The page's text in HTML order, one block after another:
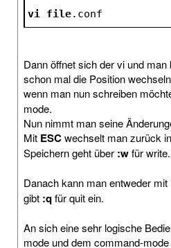
vi file.conf
Dann öffnet sich der vi und
schon mal die Position
wenn man nun schreiben
mode.
Nun nimmt man seine
Mit ESCwechselt man zurück
Speichern geht über :wfür write.
Danach kann man entweder mit
gibt :qfür quit ein.
An sich eine sehr logische
mode und dem command-